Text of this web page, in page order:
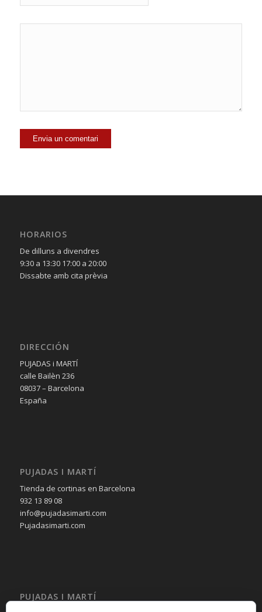
HORARIOS
De dilluns a divendres
9:30 a 13:30 17:00 a 20:00
Dissabte amb cita prèvia
DIRECCIÓN
PUJADAS i MARTÍ
calle Bailèn 236
08037 – Barcelona
España
PUJADAS I MARTÍ
Tienda de cortinas en Barcelona
932 13 89 08
info@pujadasimarti.com
Pujadasimarti.com
PUJADAS I MARTÍ